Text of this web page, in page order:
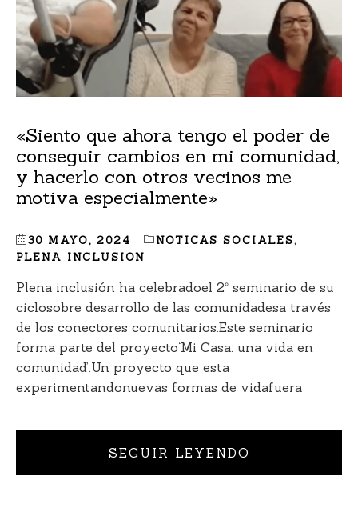
«Siento que ahora tengo el poder de
conseguir cambios en mi comunidad,
y hacerlo con otros vecinos me
motiva especialmente»
30 MAYO, 2024 NOTICAS SOCIALES,
PLENA INCLUSION
Plena inclusión ha celebradoel 2º seminario de su
ciclosobre desarrollo de las comunidadesa través
de los conectores comunitarios.Este seminario
forma parte del proyecto‘Mi Casa: una vida en
comunidad’.Un proyecto que esta
experimentandonuevas formas de vidafuera
SEGUIR LEYENDO